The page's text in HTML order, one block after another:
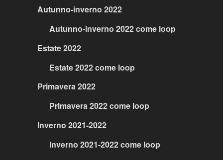
Autunno-inverno 2022
Autunno-inverno 2022 come loop
Estate 2022
Estate 2022 come loop
Primavera 2022
Primavera 2022 come loop
Inverno 2021-2022
Inverno 2021-2022 come loop